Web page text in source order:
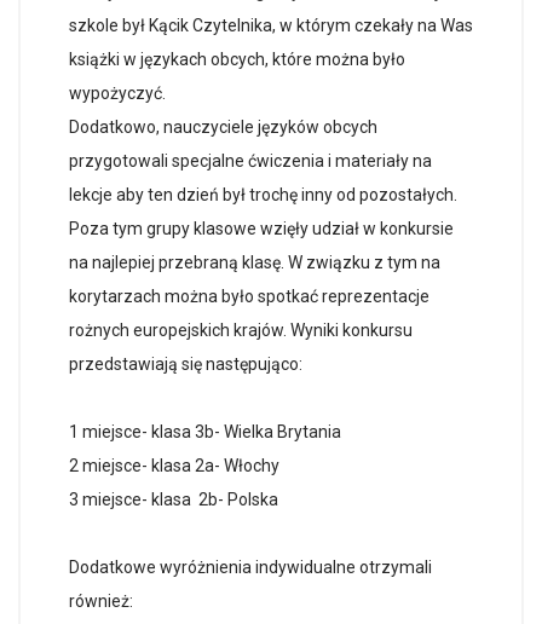
szkole był Kącik Czytelnika, w którym czekały na Was
książki w językach obcych, które można było
wypożyczyć.
Dodatkowo, nauczyciele języków obcych
przygotowali specjalne ćwiczenia i materiały na
lekcje aby ten dzień był trochę inny od pozostałych.
Poza tym grupy klasowe wzięły udział w konkursie
na najlepiej przebraną klasę. W związku z tym na
korytarzach można było spotkać reprezentacje
rożnych europejskich krajów. Wyniki konkursu
przedstawiają się następująco:
1 miejsce- klasa 3b- Wielka Brytania
2 miejsce- klasa 2a- Włochy
3 miejsce- klasa 2b- Polska
Dodatkowe wyróżnienia indywidualne otrzymali
również: